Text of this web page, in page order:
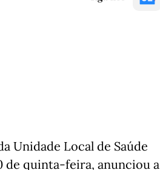
Unidade Local de Saúde
de quinta-feira, anunciou a